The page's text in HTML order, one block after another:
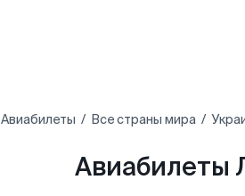
Авиабилеты Все страны мира
Авиабилеты